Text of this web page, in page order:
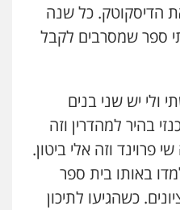
הדיסקוטק. כל שנה
ספר שמסרבים לקבל
ולי יש שני בנים
בהיר למהדרין וזה
פרוינד וזה אלי ביטון.
באותו בית ספר
כשהגיעו לתיכון